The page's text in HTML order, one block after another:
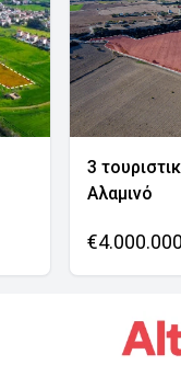
3
Αλαμινό
€4.000.000